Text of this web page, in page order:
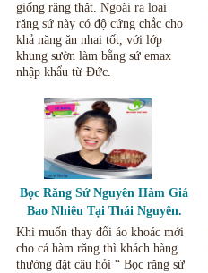
giống răng thật. Ngoài ra loại
răng sứ này có độ cứng chắc cho
khả năng ăn nhai tốt, với lớp
khung sườn làm bằng sứ emax
nhập khẩu từ Đức.
Bọc Răng Sứ Nguyên Hàm Giá
Bao Nhiêu Tại Thái Nguyên.
Khi muốn thay đổi áo khoác mới
cho cả hàm răng thì khách hàng
thường đặt câu hỏi “ Bọc răng sứ